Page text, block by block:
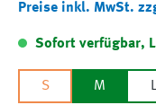
Preise inkl. MwSt.
Sofort verfügbar,
S M L